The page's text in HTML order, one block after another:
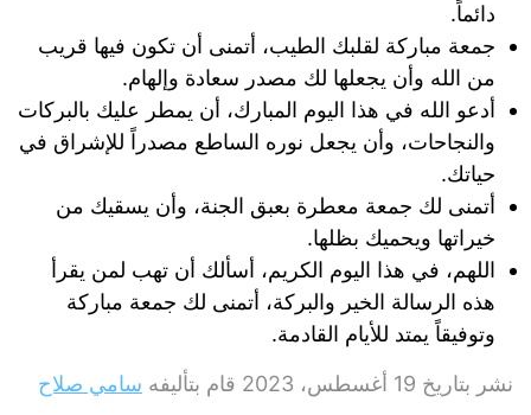
دائماً.
جمعة مباركة لقلبك الطيب، أتمنى أن تكون فيها قريب
من الله وأن يجعلها لك مصدر سعادة وإلهام.
أدعو الله في هذا اليوم المبارك، أن يمطر عليك بالبركات
والنجاحات، وأن يجعل نوره الساطع مصدراً للإشراق في
حياتك.
أتمنى لك جمعة معطرة بعبق الجنة، وأن يسقيك من
خيراتها ويحميك بظلها.
اللهم، في هذا اليوم الكريم، أسألك أن تهب لمن يقرأ
هذه الرسالة الخير والبركة، أتمنى لك جمعة مباركة
وتوفيقاً يمتد للأيام القادمة.
نشر بتاريخ 19 أغسطس، 2023 قام بتأليفه سامي صلاح